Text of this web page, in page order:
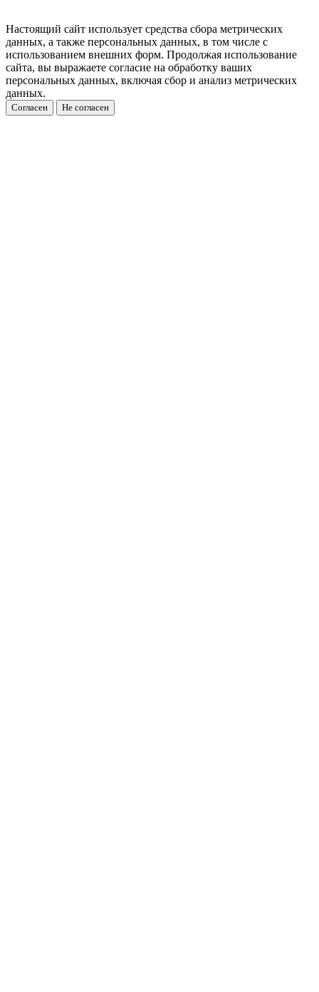
Настоящий сайт использует средства сбора метрических
данных, а также персональных данных, в том числе с
использованием внешних форм. Продолжая использование
сайта, вы выражаете согласие на обработку ваших
персональных данных, включая сбор и анализ метрических
данных.
Согласен Не согласен